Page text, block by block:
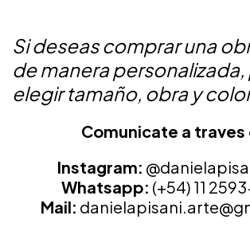
Si deseas comprar una
de manera
elegir tamaño, obra y
Comunicate a traves
Instagram:
Whatsapp: (+54) 11
Mail: